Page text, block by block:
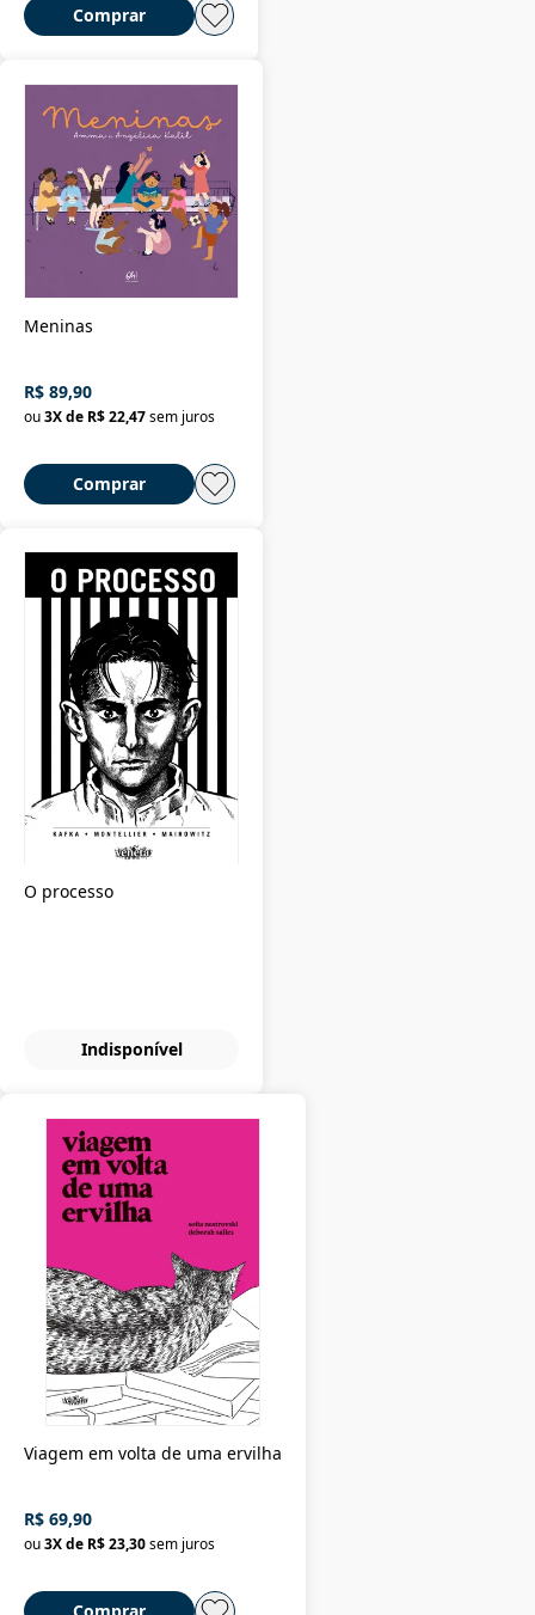
Comprar
Meninas
R$ 89,90
ou3X de R$ 22,47sem juros
Comprar
O processo
Indisponível
Viagem em volta de uma ervilha
R$ 69,90
ou3X de R$ 23,30sem juros